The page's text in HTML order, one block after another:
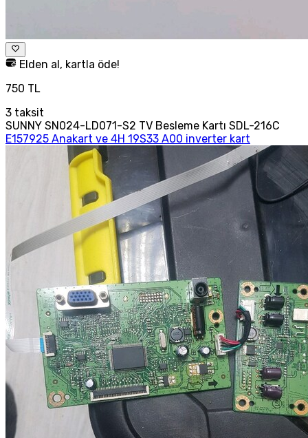
Elden al, kartla öde!
750 TL
3 taksit
SUNNY SN024-LD071-S2 TV Besleme Kartı SDL-216C
E157925 Anakart ve 4H 19S33 A00 inverter kart